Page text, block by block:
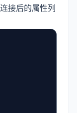
接后的属性列